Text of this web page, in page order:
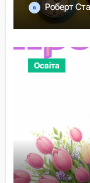
Роберт
Освіта